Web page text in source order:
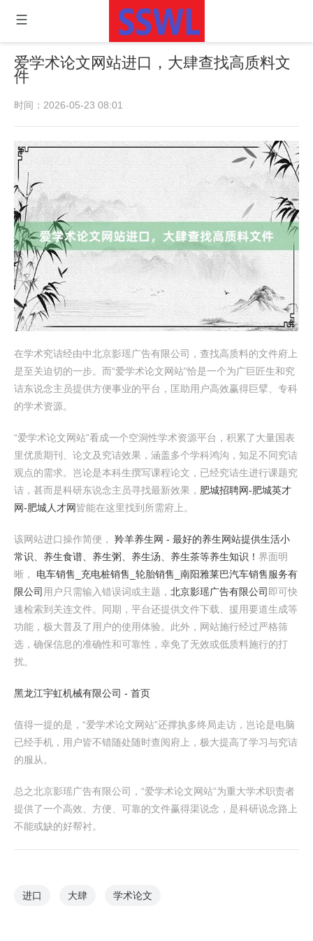
爱学术论文网站进口，大肆查找高质料文
件
时间：2026-05-23 08:01
在学术究诘经由中北京影瑶广告有限公司，查找高质料的文件府上
是至关迫切的一步。而“爱学术论文网站”恰是一个为广巨匠生和究
诘东说念主员提供方便事业的平台，匡助用户高效赢得巨擘、专科
的学术资源。
“爱学术论文网站”看成一个空洞性学术资源平台，积累了大量国表
里优质期刊、论文及究诘效果，涵盖多个学科鸿沟，知足不同究诘
观点的需求。岂论是本科生撰写课程论文，已经究诘生进行课题究
诘，甚而是科研东说念主员寻找最新效果， 肥城招聘网-肥城英才
网-肥城人才网皆能在这里找到所需府上。
该网站进口操作简便， 羚羊养生网 - 最好的养生网站提供生活小
常识、养生食谱、养生粥、养生汤、养生茶等养生知识！ 界面明
晰， 电车销售_充电桩销售_轮胎销售_南阳雅莱巴汽车销售服务有
限公司 用户只需输入错误词或主题， 北京影瑶广告有限公司 即可快
速检索到关连文件。同期，平台还提供文件下载、援用要道生成等
功能，极大普及了用户的使用体验。此外，网站施行经过严格筛
选，确保信息的准确性和可靠性，幸免了无效或低质料施行的打
扰。
黑龙江宇虹机械有限公司 - 首页
值得一提的是，“爱学术论文网站”还撑执多终局走访，岂论是电脑
已经手机，用户皆不错随处随时查阅府上，极大提高了学习与究诘
的服从。
总之北京影瑶广告有限公司，“爱学术论文网站”为重大学术职责者
提供了一个高效、方便、可靠的文件赢得渠说念，是科研说念路上
不能或缺的好帮衬。
进口 大肆 学术论文